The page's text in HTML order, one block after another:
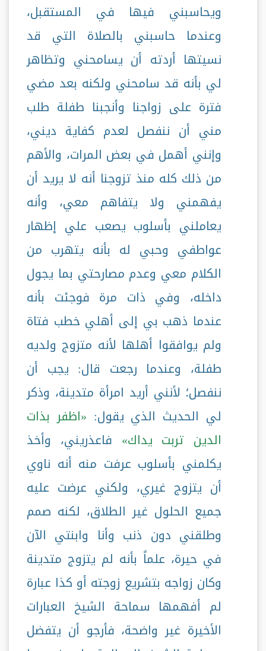
ويحاسبني فيها في المستقبل،
وعندما حاسبني بالصلاة التي قد
نسيتها أردته أن يسامحني وتظاهر
لي بأنه قد سامحني ولكنه بعد مضي
فترة على زواجنا وأنجبنا طفلة طلب
مني أن ننفصل لعدم كفاية ديني،
وإنني أهمل في بعض المرات، والأهم
من ذلك كله منذ تزوجنا أنه لا يريد أن
يفهمني ولا يتفاهم معي، وأنه
يعاملني بأسلوب يصعب علي إظهار
عواطفي وحبي له بأنه يتهرب من
الكلام معي وعدم مصارحتي بما يجول
داخله، وفي ذات مرة فوجئت بأنه
عندما ذهب بي إلى أهلي خطب فتاة
ولم يوافقوا أهلها لأنه متزوج ولديه
طفلة، وعندما رجعت قال: يجب أن
ننفصل؛ لأنني أريد امرأة متدينة، وذكر
لي الحديث الذي يقول:
اظفر بذات
الدين تربت يداك
فاعذريني، وأخذ
يكلمني بأسلوب عرفت منه أنه ناوي
أن يتزوج غيري، ولكني عرضت عليه
جميع الحلول غير الطلاق، لكنه صمم
وطلقني دون ذنب وأنا وابنتي الآن
في حيرة، علماً بأنه لم يتزوج متدينة
وكان زواجه بتشريع زوجته أو كذا عبارة
لم أفهمها سماحة الشيخ العبارات
الأخيرة غير واضحة، فأرجو أن يتفضل